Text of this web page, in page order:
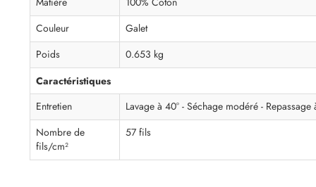
Couleur
Galet
Poids
0.653 kg
Caractéristiques
Entretien
Lavage à 40° - Séchage modéré - Repassage
Nombre de
fils/cm²
57 fils